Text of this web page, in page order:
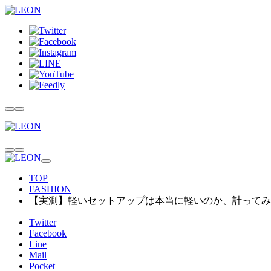
TOP
FASHION
【実測】軽いセットアップは本当に軽いのか、計って
Twitter
Facebook
Line
Mail
Pocket